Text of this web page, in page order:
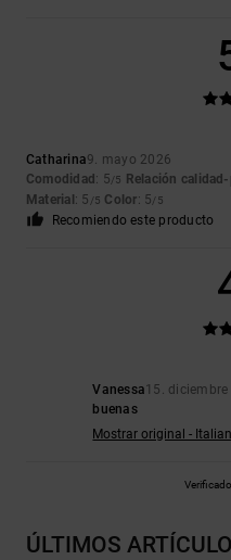
Catharina9. mayo 2026
Comodidad : 5/5 Relación
Material : 5 /5 Color: 5/5
Recomiendo este producto
Vanessa15. diciembre
buenas
Mostrar original -
ÚLTIMOS